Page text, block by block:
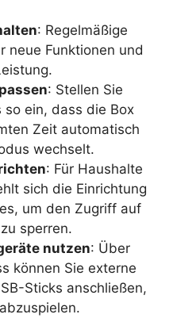
: Regelmäßige
neue Funktionen und
: Stellen Sie
so ein, dass die Box
Zeit automatisch
wechselt.
: Für Haushalte
sich die Einrichtung
um den Zugriff auf
sperren.
nutzen: Über
können Sie externe
Sticks anschließen,